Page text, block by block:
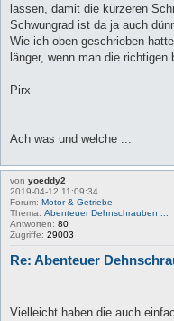
lassen, damit die kürzeren
Schwungrad ist da ja auch
Wie ich oben geschrieben
länger, wenn man die richtigen
Pirx
Ach was und welche ...
von yoeddy2
2019-04-12 11:09:34
Forum: Motor & Getriebe
Thema: Abenteuer Dehnschrauben ...
Antworten: 80
Zugriffe: 29003
Re: Abenteuer
Vielleicht haben die auch